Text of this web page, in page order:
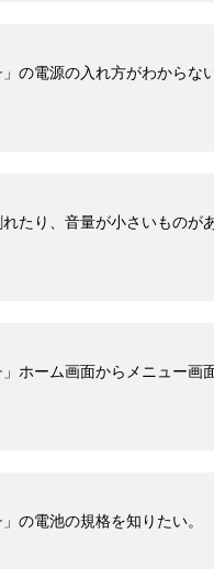
」の電源の入れ方がわからな
たり、音量が小さいものが
」ホーム画面からメニュー画
の電池の規格を知りたい。